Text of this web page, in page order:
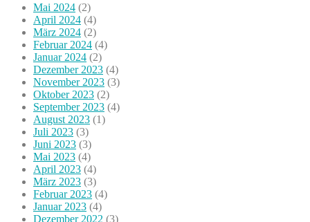
Mai 2024 (2)
April 2024 (4)
März 2024 (2)
Februar 2024 (4)
Januar 2024 (2)
Dezember 2023 (4)
November 2023 (3)
Oktober 2023 (2)
September 2023 (4)
August 2023 (1)
Juli 2023 (3)
Juni 2023 (3)
Mai 2023 (4)
April 2023 (4)
März 2023 (3)
Februar 2023 (4)
Januar 2023 (4)
Dezember 2022 (3)